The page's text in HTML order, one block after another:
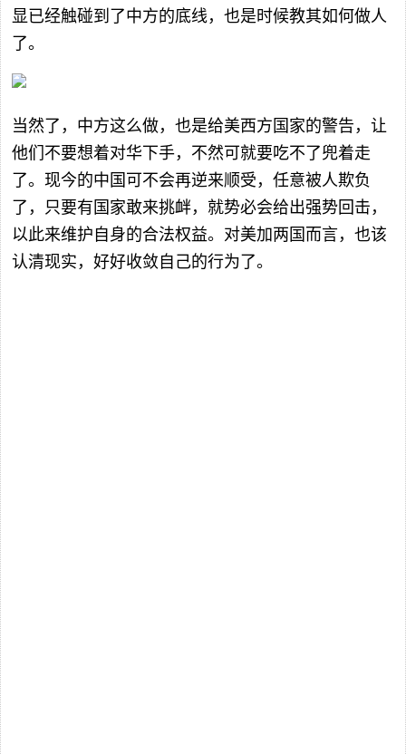
显已经触碰到了中方的底线，也是时候教其如何做人
了。
当然了，中方这么做，也是给美西方国家的警告，让
他们不要想着对华下手，不然可就要吃不了兜着走
了。现今的中国可不会再逆来顺受，任意被人欺负
了，只要有国家敢来挑衅，就势必会给出强势回击，
以此来维护自身的合法权益。对美加两国而言，也该
认清现实，好好收敛自己的行为了。